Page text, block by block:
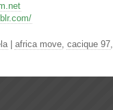
| africa move, cacique 97,